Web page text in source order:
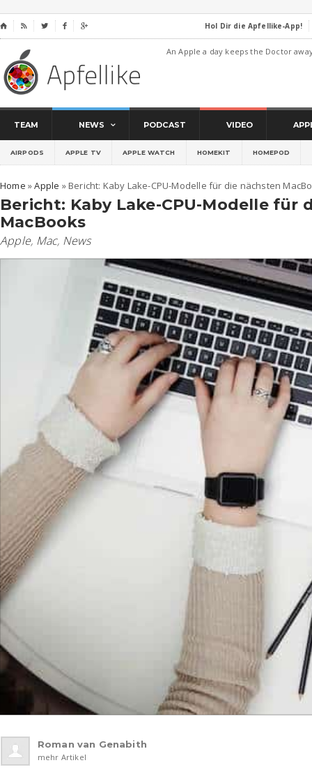
⌂     Hol Dir die Apfellike-App!
An Apple a day keeps the Doctor
TEAM NEWS PODCAST VIDEO
AIRPODS APPLE TV APPLE WATCH HOMEKIT HOMEPOD
Home »Apple » Bericht: Kaby Lake-CPU-Modelle für die nächsten
Bericht: Kaby Lake-CPU-Modelle für
MacBooks
Apple, Mac, News
Roman van Genabith
mehr Artikel